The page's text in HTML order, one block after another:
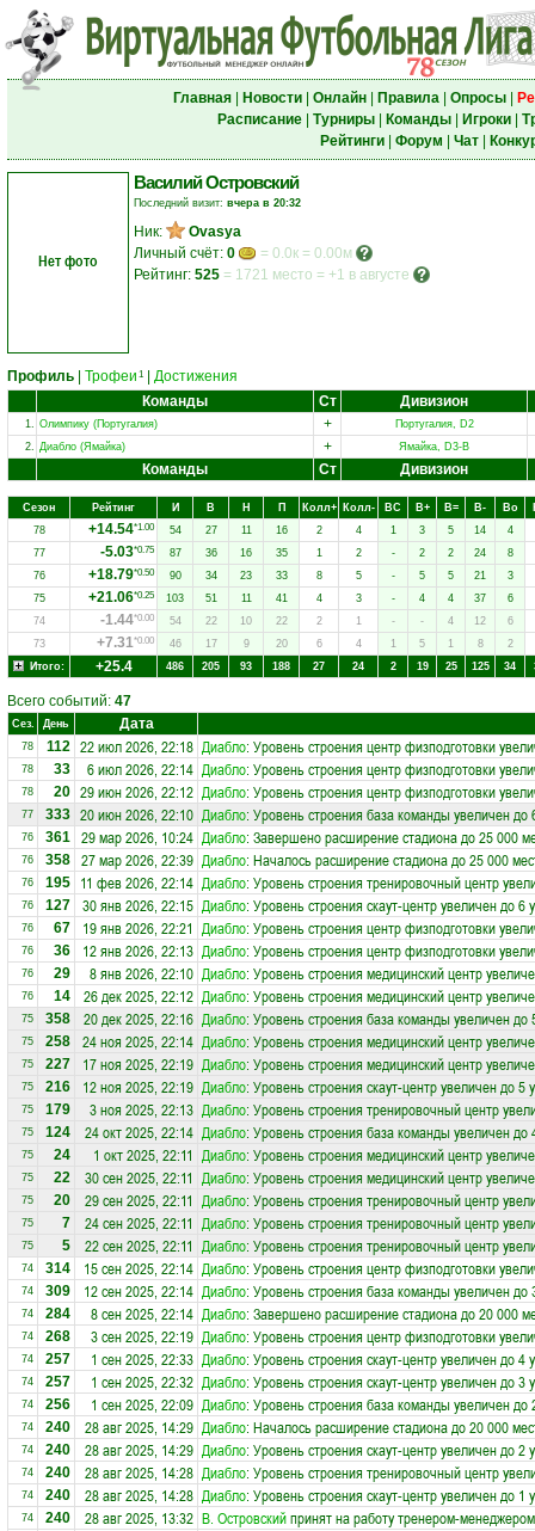
Главная| Новости| Онлайн| Правила| Опросы|
Расписание| Турниры| Команды| Игроки|
Рейтинги| Форум Чат|
Нет фото
Василий Островский
Последний визит: вчера в 20:32
Ник:
Ovasya
Личный счёт: 0
= 0.0к = 0.00м
Рейтинг: 525 = 1721 место = +1 в августе
Профиль Трофеи 1
Достижения
Команды
Ст Дивизион
1. Олимпику (Португалия) +
Португалия, D2
2. Диабло (Ямайка) + Ямайка, D3-B
Команды Ст Дивизион
Сезон Рейтинг И В Н П Колл+ Колл- ВC В+ В= В- Вo
78
+14.54*1.00 54 27 11 16 2 4 1 3 5 14
4
77
-5.03*0.75 87 36 16 35 1 2 - 2 2 24
8
76
+18.79*0.50 90 34 23 33 8 5 - 5 5 21 3
75
+21.06*0.25 103 51 11 41 4 3 - 4 4 37
6
74
-1.44*0.00 54 22 10 22 2 1 - - 4 12
6
73
+7.31*0.00 46 17 9 20 6 4 1 5 1 8
2
Итого:
+25.4 486 205 93 188 27 24 2 19 25 125 34
Всего событий: 47
Сез. День Дата
78 112 22 июл 2026, 22:18 Диабло: Уровень строения центр физподготовки
78 33 6 июл 2026, 22:14 Диабло: Уровень строения центр физподготовки
78 20 29 июн 2026, 22:12 Диабло: Уровень строения центр физподготовки
77 333 20 июн 2026, 22:10 Диабло: Уровень строения база команды увеличен до
76 361 29 мар 2026, 10:24 Диабло: Завершено расширение стадиона до 25 000
76 358 27 мар 2026, 22:39 Диабло: Началось расширение стадиона до 25 000
76 195 11 фев 2026, 22:14 Диабло: Уровень строения тренировочный центр
76 127 30 янв 2026, 22:15 Диабло: Уровень строения скаут-центр увеличен до 6
76 67 19 янв 2026, 22:21 Диабло: Уровень строения центр физподготовки
76 36 12 янв 2026, 22:13 Диабло: Уровень строения центр физподготовки
76 29 8 янв 2026, 22:10 Диабло: Уровень строения медицинский центр
76 14 26 дек 2025, 22:12 Диабло: Уровень строения медицинский центр
75 358 20 дек 2025, 22:16 Диабло: Уровень строения база команды увеличен до
75 258 24 ноя 2025, 22:14 Диабло: Уровень строения медицинский центр
75 227 17 ноя 2025, 22:19 Диабло: Уровень строения медицинский центр
75 216 12 ноя 2025, 22:19 Диабло: Уровень строения скаут-центр увеличен до 5
75 179 3 ноя 2025, 22:13 Диабло: Уровень строения тренировочный центр
75 124 24 окт 2025, 22:14 Диабло: Уровень строения база команды увеличен до
75 24 1 окт 2025, 22:11 Диабло: Уровень строения медицинский центр
75 22 30 сен 2025, 22:11 Диабло: Уровень строения медицинский центр
75 20 29 сен 2025, 22:11 Диабло: Уровень строения тренировочный центр
75 7 24 сен 2025, 22:11 Диабло: Уровень строения тренировочный центр
75 5 22 сен 2025, 22:11 Диабло: Уровень строения тренировочный центр
74 314 15 сен 2025, 22:14 Диабло: Уровень строения центр физподготовки
74 309 12 сен 2025, 22:14 Диабло: Уровень строения база команды увеличен до
74 284 8 сен 2025, 22:14 Диабло: Завершено расширение стадиона до 20 000
74 268 3 сен 2025, 22:19 Диабло: Уровень строения центр физподготовки
74 257 1 сен 2025, 22:33 Диабло: Уровень строения скаут-центр увеличен до 4
74 257 1 сен 2025, 22:32 Диабло: Уровень строения скаут-центр увеличен до 3
74 256 1 сен 2025, 22:09 Диабло: Уровень строения база команды увеличен до
74 240 28 авг 2025, 14:29 Диабло: Началось расширение стадиона до 20 000
74 240 28 авг 2025, 14:29 Диабло: Уровень строения скаут-центр увеличен до 2
74 240 28 авг 2025, 14:28 Диабло: Уровень строения тренировочный центр
74 240 28 авг 2025, 14:28 Диабло: Уровень строения скаут-центр увеличен до 1
74 240 28 авг 2025, 13:32 В. Островскийпринят на работу тренером-